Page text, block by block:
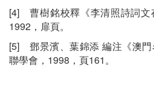
[4] 曹樹銘校釋《李清照詩詞文
1992，扉頁。
[5] 鄧景濱、葉錦添 編注《澳門
聯學會，1998，頁161。